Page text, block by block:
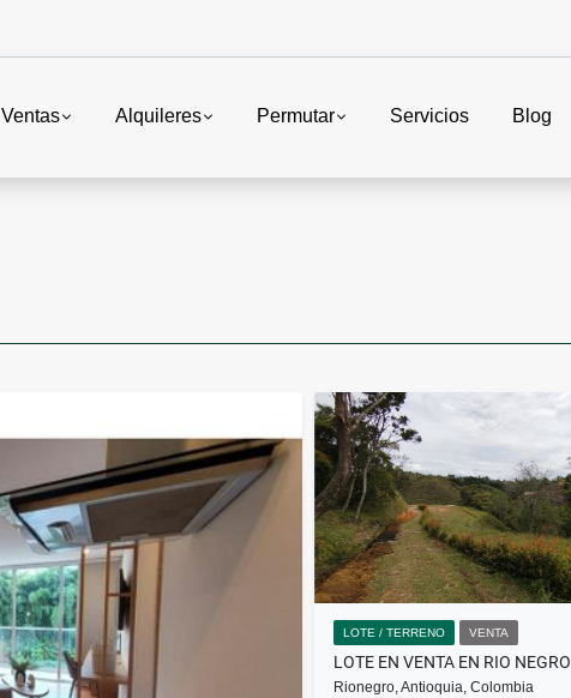
Ventas Alquileres Permutar Servicios Blog
LOTE / TERRENO VENTA
LOTE EN VENTA EN RIO NEGRO
Rionegro, Antioquia, Colombia